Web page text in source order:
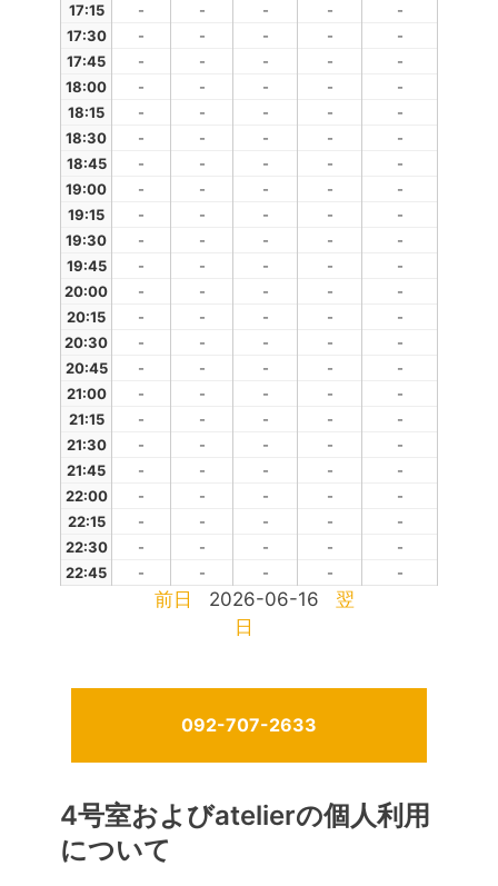
17:15
- - - -
-
17:30
- - - -
-
17:45
- - - -
-
18:00
- - - -
-
18:15
- - - -
-
18:30
- - - -
-
18:45
- - - -
-
19:00
- - - -
-
19:15
- - - -
-
19:30
- - - -
-
19:45
- - - -
-
20:00
- - - -
-
20:15
- - - -
-
20:30
- - - -
-
20:45
- - - -
-
21:00
- - - -
-
21:15
- - - -
-
21:30
- - - -
-
21:45
- - - -
-
22:00
- - - -
-
22:15
- - - -
-
22:30
- - - -
-
22:45
- - - - -
前日 2026-06-16
翌
日
092-707-2633
4号室およびatelierの個人利用
について